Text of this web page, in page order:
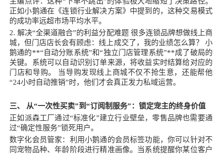
正如小鹅通在《连锁行业解决方案》中提到的，这种交易模式
的成功率远超市场平均水平。
2. 解决“全渠道融合”的利益分配难题 很多连锁品牌想做线上商
城，但门店店长会有顾虑：线上成交了，我的业绩怎么算？ 小
鹅通的**“自动分账系统”和“独立门店管理系统”**成了破局的
关键。系统可以自动识别订单来源，将收益实时结算给对应的
门店和导购。 当导购发现线上商城不仅不抢生意，还能帮他
“24小时自动推销”时，他们才会真正发力私域运营。
三、 从“一次性买卖”到“订阅制服务”：锁定宠主的终身价值
正如派森工厂通过“标准化”建立行业壁垒，零售品牌也需要通
过“确定性服务”锁死用户。
数字化会员管家：利用小鹅通的会员标签功能，你可以针对不
同宠物品种、年龄阶段进行精准画像。当系统提醒你某位客户